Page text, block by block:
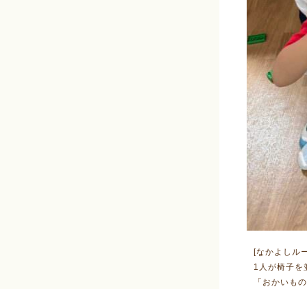
[なかよしル
1人が椅子を
「おかいも